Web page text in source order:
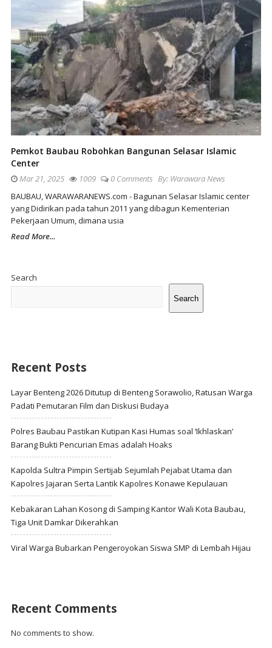
Pemkot Baubau Robohkan Bangunan Selasar Islamic
Center
Mar 21, 2025 1009 0 Comments By: Warawara News
BAUBAU, WARAWARANEWS.com - Bagunan Selasar Islamic center
yang Didirikan pada tahun 2011 yang dibagun Kementerian
Pekerjaan Umum, dimana usia
Read More...
Search
Search
Recent Posts
Layar Benteng 2026 Ditutup di Benteng Sorawolio, Ratusan Warga
Padati Pemutaran Film dan Diskusi Budaya
Polres Baubau Pastikan Kutipan Kasi Humas soal ‘Ikhlaskan’
Barang Bukti Pencurian Emas adalah Hoaks
Kapolda Sultra Pimpin Sertijab Sejumlah Pejabat Utama dan
Kapolres Jajaran Serta Lantik Kapolres Konawe Kepulauan
Kebakaran Lahan Kosong di Samping Kantor Wali Kota Baubau,
Tiga Unit Damkar Dikerahkan
Viral Warga Bubarkan Pengeroyokan Siswa SMP di Lembah Hijau
Recent Comments
No comments to show.